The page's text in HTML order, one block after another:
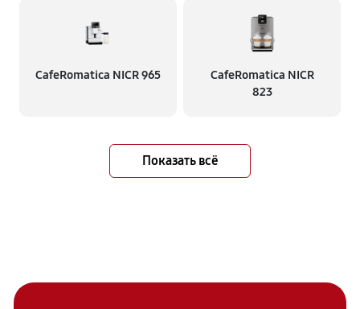
CafeRomatica NICR 965
CafeRomatica NICR
823
Показать всё